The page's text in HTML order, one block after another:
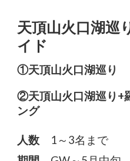
天頂山火口湖巡
イド
①天頂山火口湖巡り
②天頂山火口湖巡り+
ング
人数 1～3名まで